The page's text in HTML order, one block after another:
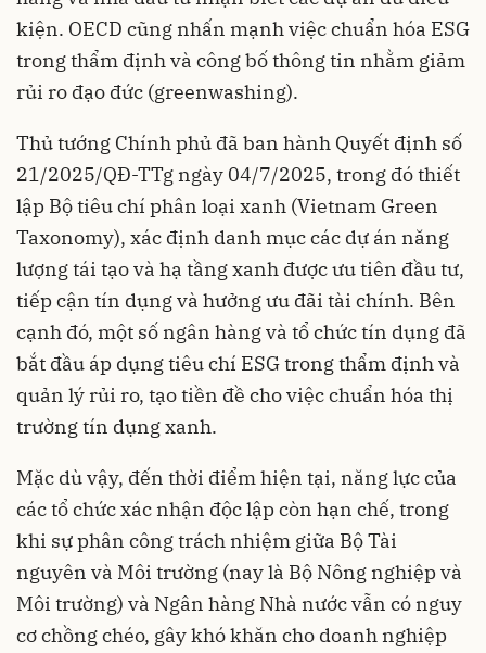
kiện. OECD cũng nhấn mạnh việc chuẩn hóa ESG
trong thẩm định và công bố thông tin nhằm giảm
rủi ro đạo đức (greenwashing).
Thủ tướng Chính phủ đã ban hành Quyết định số
21/2025/QĐ-TTg ngày 04/7/2025, trong đó thiết
lập Bộ tiêu chí phân loại xanh (Vietnam Green
Taxonomy), xác định danh mục các dự án năng
lượng tái tạo và hạ tầng xanh được ưu tiên đầu tư,
tiếp cận tín dụng và hưởng ưu đãi tài chính. Bên
cạnh đó, một số ngân hàng và tổ chức tín dụng đã
bắt đầu áp dụng tiêu chí ESG trong thẩm định và
quản lý rủi ro, tạo tiền đề cho việc chuẩn hóa thị
trường tín dụng xanh.
Mặc dù vậy, đến thời điểm hiện tại, năng lực của
các tổ chức xác nhận độc lập còn hạn chế, trong
khi sự phân công trách nhiệm giữa Bộ Tài
nguyên và Môi trường (nay là Bộ Nông nghiệp và
Môi trường) và Ngân hàng Nhà nước vẫn có nguy
cơ chồng chéo, gây khó khăn cho doanh nghiệp